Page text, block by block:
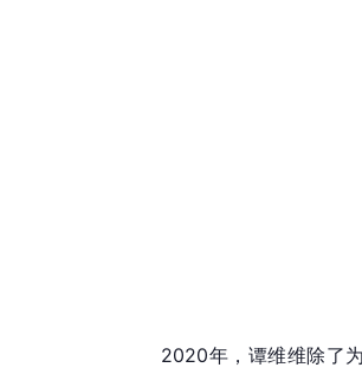
2020年，谭维维除了